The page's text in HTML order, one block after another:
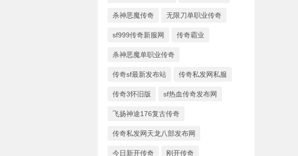
杀神恶魔传奇 无限刀单职业传奇
sf999传奇新服网 传奇霸业
杀神恶魔单职业传奇
传奇sf最新发布站 传奇私发网私服
传奇3怀旧版 sf热血传奇发布网
飞扬神途176复古传奇
传奇私发网天龙八部发布网
今日新开传奇 刚开传奇